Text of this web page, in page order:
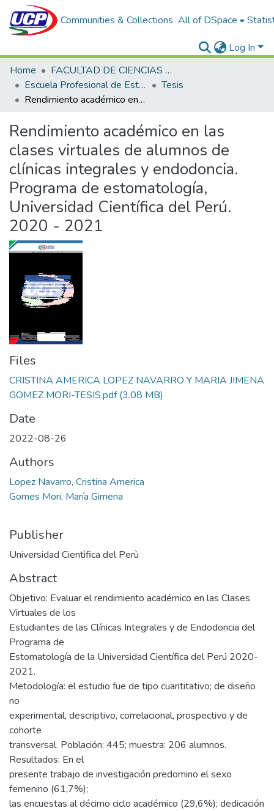
Communities & Collections All of DSpace
Log In
Home
FACULTAD DE CIENCIAS DE LA SALUD
Escuela Profesional de Estomatología
Tesis
Rendimiento académico en las clases virtuales de alumnos de clínicas integrales y endodoncia. Programa de estomatología, Universidad Científica del Perú. 2020 - 2021
Rendimiento académico en las
clases virtuales de alumnos de
clínicas integrales y endodoncia.
Programa de estomatología,
Universidad Científica del Perú.
2020 - 2021
Files
CRISTINA AMERICA LOPEZ NAVARRO Y MARIA JIMENA
GOMEZ MORI-TESIS.pdf(3.08 MB)
Date
2022-08-26
Authors
Lopez Navarro, Cristina America
Gomes Mori, María Gimena
Publisher
Universidad Cientìfica del Perù
Abstract
Objetivo: Evaluar el rendimiento académico en las Clases
Virtuales de los
Estudiantes de las Clínicas Integrales y de Endodoncia del
Programa de
Estomatología de la Universidad Científica del Perú 2020-
2021.
Metodología: el estudio fue de tipo cuantitativo; de diseño
no
experimental, descriptivo, correlacional, prospectivo y de
cohorte
transversal. Población: 445; muestra: 206 alumnos.
Resultados: En el
presente trabajo de investigación predomino el sexo
femenino (61,7%);
las encuestas al décimo ciclo académico (29,6%); dedicación